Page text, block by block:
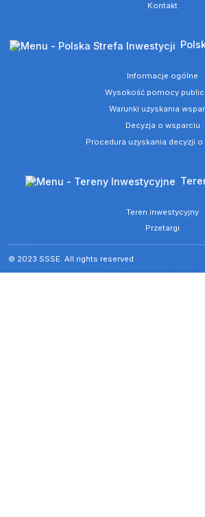
Kontakt
Informacje ogólne
Wysokość pomocy
Warunki uzyskania
Decyzja o wsparciu
Procedura uzyskania decyzji
Teren inwestycyjny
Przetargi
© 2023 SSSE. All rights reserved